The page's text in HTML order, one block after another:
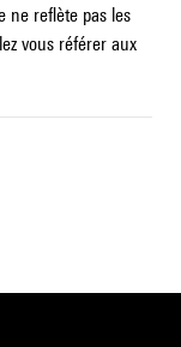
ne reflète pas les
vous référer aux